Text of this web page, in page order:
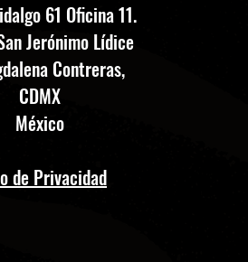
61 Oficina 11.
Jerónimo Lídice
Contreras,
CDMX
​México
de Privacidad